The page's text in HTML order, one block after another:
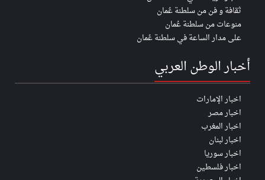
ثقافة و فن من سلطنة عُمان
منوعات من سلطنة عُمان
على مدار الساعة في سلطنة عُمان
أخبار الوطن العربي
اخبار الإمارات
اخبار مصر
اخبار المغرب
اخبار لبنان
اخبار سوريا
اخبار فلسطين